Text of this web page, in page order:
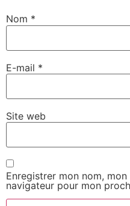
Nom *
E-mail *
Site web
Enregistrer mon nom,
navigateur pour mon